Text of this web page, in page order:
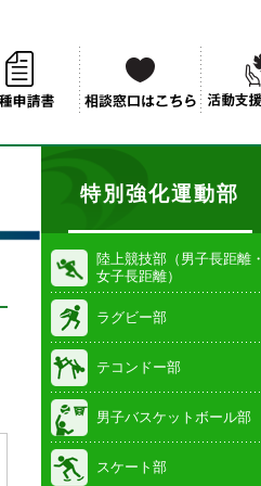
特別強化運動部
陸上競技部（男子長距離・
女子長距離）
ラグビー部
テコンドー部
男子バスケットボール部
スケート部